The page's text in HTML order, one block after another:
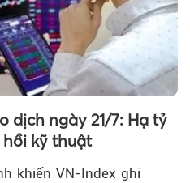
dịch ngày 21/7: Hạ tỷ
kỹ thuật
khiến VN-Index ghi